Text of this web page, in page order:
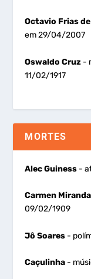
Octavio Frias
em 29/04/2007
Oswaldo Cruz -
11/02/1917
MORTES
Alec Guiness -
Carmen Miranda
09/02/1909
Jô Soares -
Caçulinha -